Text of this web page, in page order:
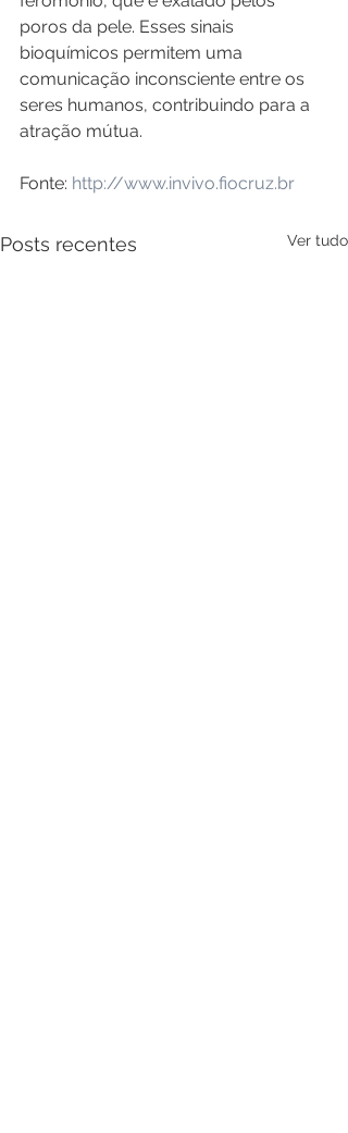
poros da pele. Esses sinais
bioquímicos permitem uma
comunicação inconsciente entre os
seres humanos, contribuindo para a
atração mútua.
Fonte: http://www.invivo.fiocruz.br
Posts recentes Ver tudo